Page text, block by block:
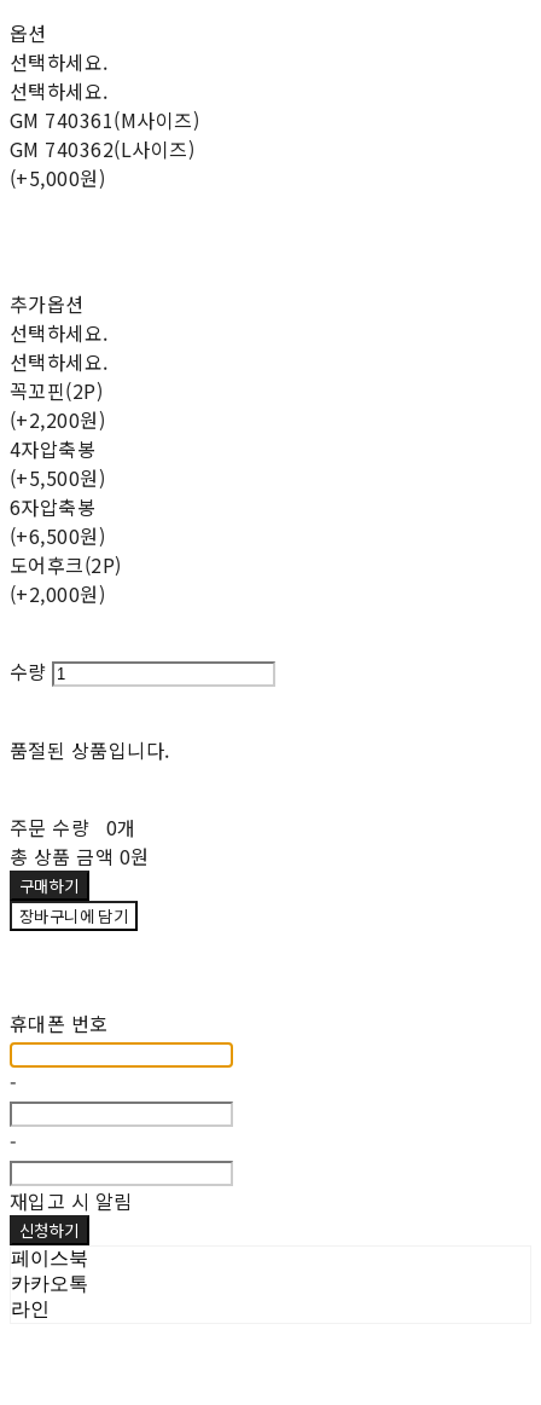
옵션
선택하세요.
선택하세요.
GM 740361(M사이즈)
GM 740362(L사이즈)
(+5,000원)
추가옵션
선택하세요.
선택하세요.
꼭꼬핀(2P)
(+2,200원)
4자압축봉
(+5,500원)
6자압축봉
(+6,500원)
도어후크(2P)
(+2,000원)
수량
품절된 상품입니다.
주문 수량 0개
총 상품 금액 0원
구매하기
장바구니에 담기
휴대폰 번호
-
-
재입고 시 알림
신청하기
페이스북
카카오톡
라인